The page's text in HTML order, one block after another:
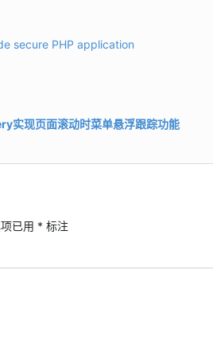
secure PHP application
实现页面滚动时菜单悬浮跟踪功能
已用 * 标注